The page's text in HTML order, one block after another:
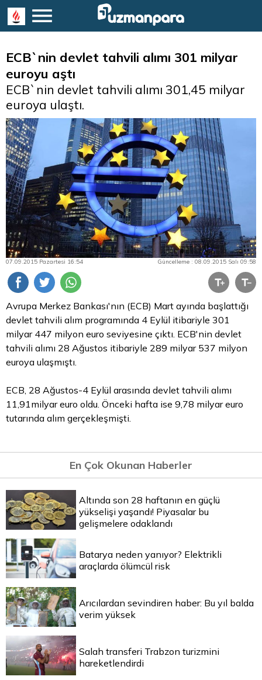
ECB`nin devlet tahvili alımı 301 milyar
euroyu aştı
ECB`nin devlet tahvili alımı 301,45 milyar
euroya ulaştı.
07.09.2015 Pazartesi 16:54 Güncelleme : 08.09.2015 Salı 09:58
Avrupa Merkez Bankası'nın (ECB) Mart ayında başlattığı
devlet tahvili alım programında 4 Eylül itibariyle 301
milyar 447 milyon euro seviyesine çıktı. ECB'nin devlet
tahvili alımı 28 Ağustos itibariyle 289 milyar 537 milyon
euroya ulaşmıştı.
ECB, 28 Ağustos-4 Eylül arasında devlet tahvili alımı
11,91milyar euro oldu. Önceki hafta ise 9,78 milyar euro
tutarında alım gerçekleşmişti.
En Çok Okunan Haberler
Altında son 28 haftanın en güçlü
yükselişi yaşandı! Piyasalar bu
gelişmelere odaklandı
Batarya neden yanıyor? Elektrikli
araçlarda ölümcül risk
Arıcılardan sevindiren haber: Bu yıl balda
verim yüksek
Salah transferi Trabzon turizmini
hareketlendirdi